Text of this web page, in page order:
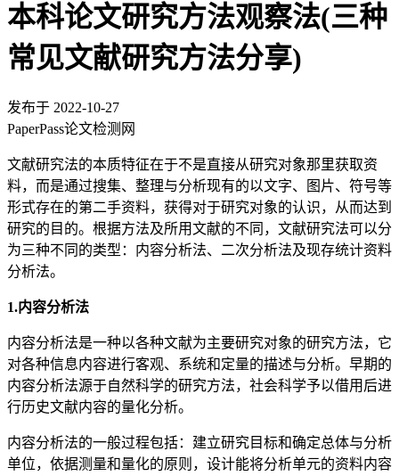
本科论文研究方法观察法(三种
常见文献研究方法分享)
发布于 2022-10-27
PaperPass论文检测网
文献研究法的本质特征在于不是直接从研究对象那里获取资
料，而是通过搜集、整理与分析现有的以文字、图片、符号等
形式存在的第二手资料，获得对于研究对象的认识，从而达到
研究的目的。根据方法及所用文献的不同，文献研究法可以分
为三种不同的类型：内容分析法、二次分析法及现存统计资料
分析法。
1.内容分析法
内容分析法是一种以各种文献为主要研究对象的研究方法，它
对各种信息内容进行客观、系统和定量的描述与分析。早期的
内容分析法源于自然科学的研究方法，社会科学予以借用后进
行历史文献内容的量化分析。
内容分析法的一般过程包括：建立研究目标和确定总体与分析
单位，依据测量和量化的原则，设计能将分析单元的资料内容